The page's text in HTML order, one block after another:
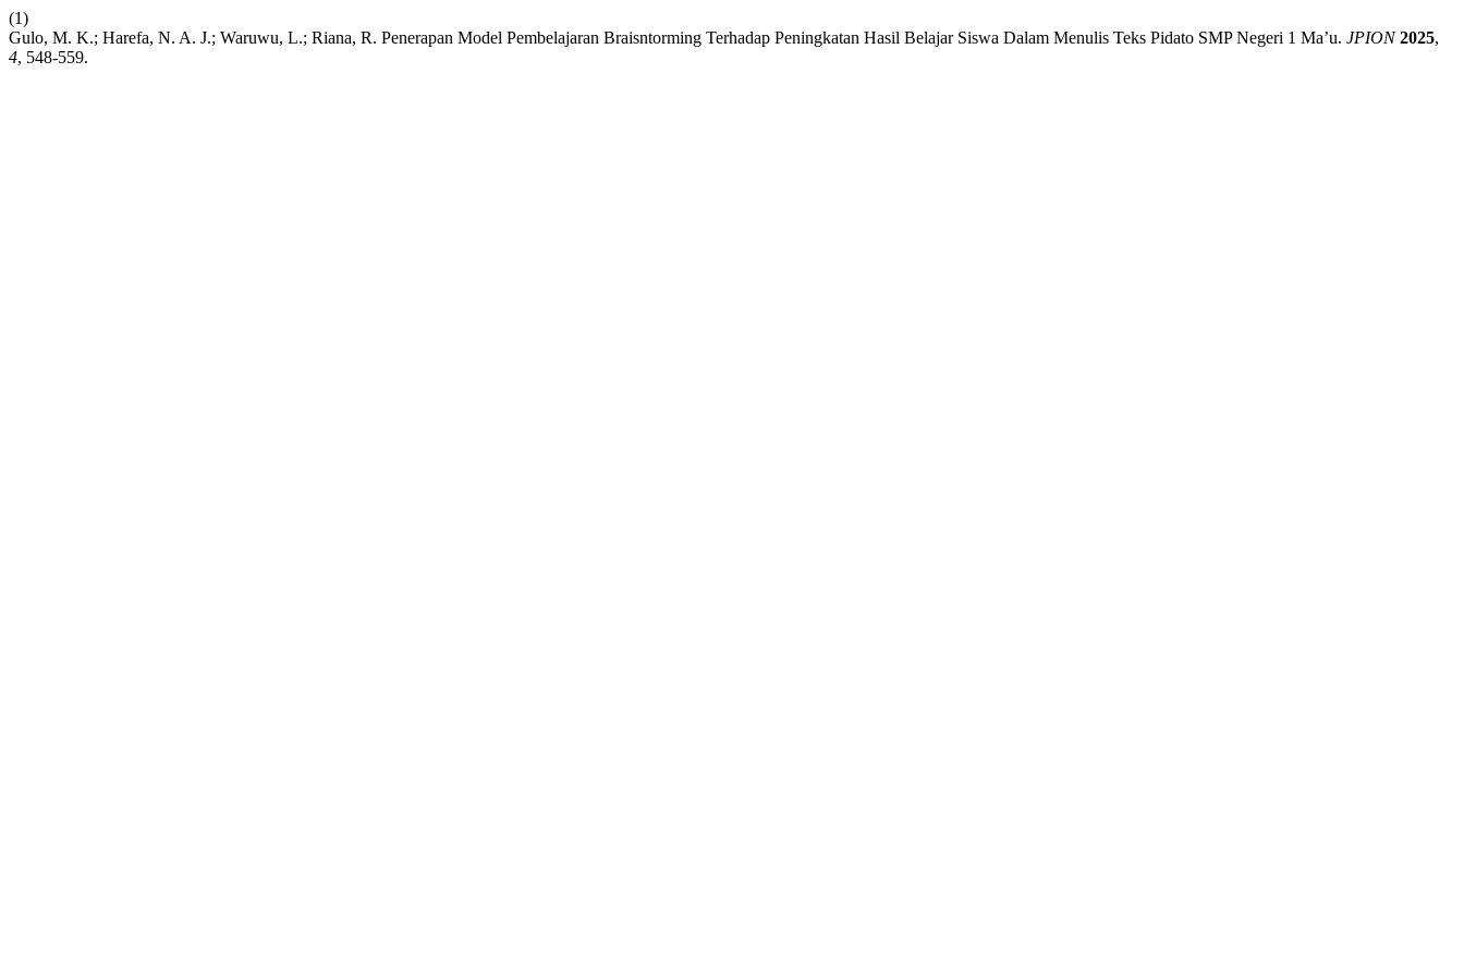
(1)
Gulo, M. K.; Harefa, N. A. J.; Waruwu, L.; Riana, R. Penerapan Model Pembelajaran Braisntorming Terhadap Peningkatan Hasil Belajar Siswa Dalam Menulis Teks Pidato SMP Negeri 1 Ma’u. JPION 2025,
4, 548-559.